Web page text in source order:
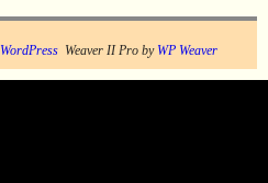
Weaver II Pro by WP Weaver